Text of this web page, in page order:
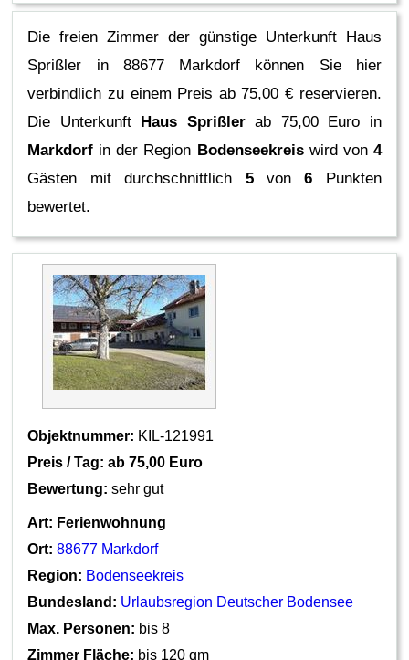
Die freien Zimmer der günstige Unterkunft Haus
Sprißler in 88677 Markdorf können Sie hier
verbindlich zu einem Preis ab 75,00 € reservieren.
Die Unterkunft Haus Sprißlerab 75,00 Euro in
Markdorf in der Region Bodenseekreiswird von 4
Gästen mit durchschnittlich 5von6 Punkten
bewertet.
Objektnummer: KIL-121991
Preis / Tag: ab 75,00 Euro
Bewertung: sehr gut
Art: Ferienwohnung
Ort: 88677 Markdorf
Region: Bodenseekreis
Bundesland: Urlaubsregion Deutscher Bodensee
Max. Personen: bis 8
Zimmer Fläche: bis 120 qm